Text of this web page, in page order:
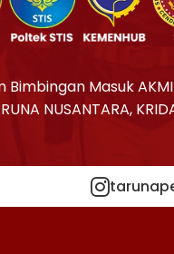
Masuk
NUSANTARA,